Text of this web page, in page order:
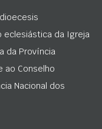
eclesiástica da Igreja
da Província
ao Conselho
Nacional dos